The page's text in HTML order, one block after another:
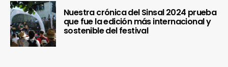
Nuestra crónica del Sinsal 2024 prueba
que fue la edición más internacional y
sostenible del festival